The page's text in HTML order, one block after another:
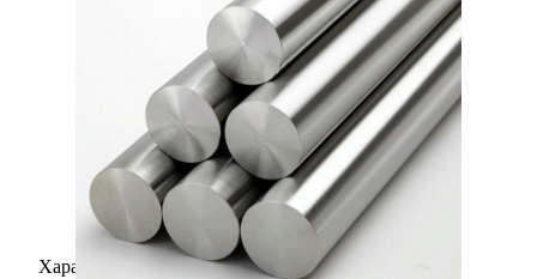
Характеристики